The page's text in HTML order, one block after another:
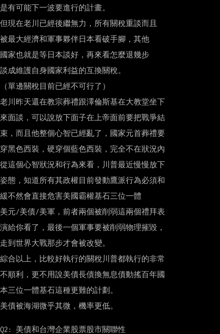
是有可能下一波要進行的計畫。
但現在老川已經後繼無力，所有關稅重談而且
被最大經濟和軍事夥伴日本看破手腳，其他
國家也就是等日本談好，再來看怎麼退幾步
談成維護自身國家利益的互換關稅。
（單邊關稅目前已經不可行了）
老川昨天還在教宗葬禮跟澤倫斯基在大教堂坐下
來面談，可以說放下面子在上帝面前要把戰爭結
束，而且他整個心智已經亂了，國家元首葬禮要
穿黑色西裝，硬穿個藍色西裝，完全不在狀況內
從這個心智狀況和行為來看，川普最近慢慢放下
姿態，知道所有其政權目前發動鷹派行為必須和
緩不然會直接危害美國霸權基石三位一體
美元/美債/美軍，前者兩個被削弱這兩個禮拜表
演給你看了，最後一個軍事要被削弱物理摧毀，
走到世界大戰那步才會被改變。
綜合以上，比較好執行的關稅川普都執行的非常
不順利，更不用說美債長債換無息債動搖百年國
本三位一體基石這種更難的計劃。
美債被海湖微乎其微，機率更低。
Q2: 美債和台灣企業股票股市關聯性